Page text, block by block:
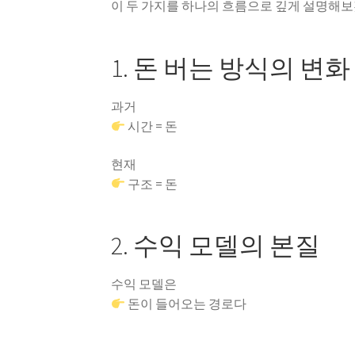
이 두 가지를 하나의 흐름으로 깊게 설명해
1. 돈 버는 방식의 변화
과거
시간 = 돈
현재
구조 = 돈
2. 수익 모델의 본질
수익 모델은
돈이 들어오는 경로다